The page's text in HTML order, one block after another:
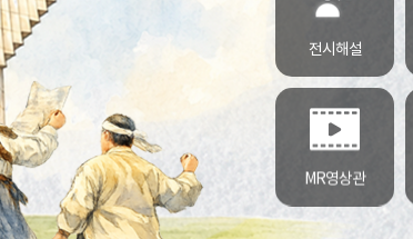
전시해설
MR영상관